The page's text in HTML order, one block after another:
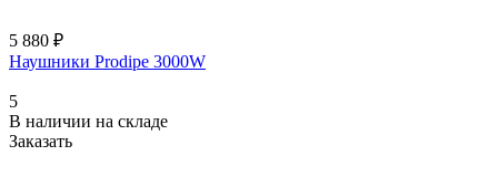
5 880 ₽
Наушники Prodipe 3000W
5
В наличии на складе
Заказать